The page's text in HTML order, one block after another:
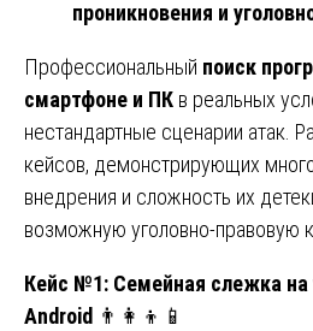
проникновения и
Профессиональный поиск
смартфоне и ПК в реальных
нестандартные сценарии атак.
кейсов, демонстрирующих
внедрения и сложность их
возможную уголовно-правовую
Кейс №1: Семейная слежка на
Android 👨‍👩‍👦📱